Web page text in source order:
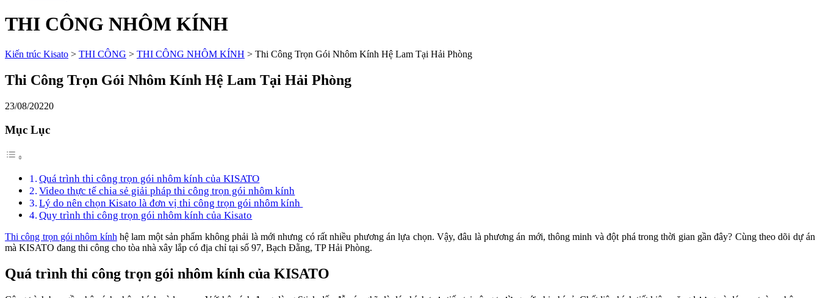
THI CÔNG NHÔM KÍNH
Kiến trúc Kisato > THI CÔNG > THI CÔNG NHÔM KÍNH > Thi Công Trọn Gói Nhôm Kính Hệ Lam Tại Hải Phòng
Thi Công Trọn Gói Nhôm Kính Hệ Lam Tại Hải Phòng
23/08/20220
Mục Lục
Quá trình thi công trọn gói nhôm kính của KISATO
Video thực tế chia sẻ giải pháp thi công trọn gói nhôm kính
Lý do nên chọn Kisato là đơn vị thi công trọn gói nhôm kính
Quy trình thi công trọn gói nhôm kính của Kisato
Thi công trọn gói nhôm kính hệ lam một sản phẩm không phải là mới nhưng có rất nhiều phương án lựa chọn. Vậy, đâu là phương án mới, thông minh và đột phá trong thời gian gần đây? Cùng theo dõi dự án
mà KISATO đang thi công cho tòa nhà xây lắp có địa chỉ tại số 97, Bạch Đằng, TP Hải Phòng.
Quá trình thi công trọn gói nhôm kính của KISATO